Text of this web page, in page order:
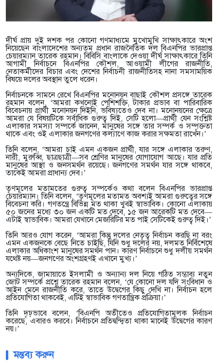
দীর্ঘ প্রায় দুই দশক পর কোনো গণমাধ্যমে মুখোমুখি সাক্ষাৎকারে অংশ
নিয়েছেন বাংলাদেশের অন্যতম প্রধান রাজনৈতিক দল বিএনপির ভারপ্রাপ্ত
চেয়ারম্যান তারেক রহমান। বিবিসি বাংলাকে দেওয়া দীর্ঘ সাক্ষাৎকারে তিনি
আগামী নির্বাচনে বিএনপির কৌশল, আওয়ামী লীগের রাজনীতি,
নেতাকর্মীদের বিচার এবং দেশের নির্বাচনী রাজনীতিসহ নানা সমসাময়িক
বিষয়ে দলের অবস্থান তুলে ধরেন।
নির্বাচনকে সামনে রেখে বিএনপির মনোনয়ন বাছাই কৌশল প্রসঙ্গে তারেক
রহমান বলেন, ‘আমরা কখনোই পেশিশক্তি, টাকার প্রভাব বা পারিবারিক
বিবেচনায় প্রার্থী মনোনয়ন দিইনি, ভবিষ্যতেও দেব না। মনোনয়নের ক্ষেত্রে
আমরা যে বিষয়টিকে সর্বাধিক গুরুত্ব দিই, সেটি হলো—প্রার্থী যেন সংশ্লিষ্ট
এলাকার সমস্যা সম্পর্কে জানেন, মানুষের সঙ্গে তার সম্পর্ক ও সম্পৃক্ততা
থাকে এবং ওই এলাকার জনগণের কল্যাণে কাজ করার সক্ষমতা রাখেন।’
তিনি বলেন, ‘আমরা চাই এমন একজন প্রার্থী, যার সঙ্গে এলাকার তরুণ,
নারী, মুরুব্বি, ছাত্রছাত্রী—সব শ্রেণির মানুষের যোগাযোগ আছে। যার প্রতি
মানুষের আস্থা ও জনসমর্থন রয়েছে। জনগণের সমর্থন যার সঙ্গে থাকবে,
তাকেই আমরা প্রাধান্য দেব।’
তৃণমূলের মতামতের গুরুত্ব সম্পর্কেও কথা বলেন বিএনপির ভারপ্রাপ্ত
চেয়ারম্যান। তিনি বলেন, ‘তৃণমূলের মতামত অবশ্যই আমরা গুরুত্বের সঙ্গে
বিবেচনা করি। গণতন্ত্রে বিভিন্ন মত থাকা খুবই স্বাভাবিক। কোনো এলাকায়
৫০ জনের মধ্যে ৩০ জন একটি মত দেবে, ১৫ জন আরেকটি মত দেবে—
এটাই স্বাভাবিক। আমরা যেখানে মেজরিটির মত পাই সেটিকেই গুরুত্ব দিই।’
তিনি আরও যোগ করেন, ‘আমরা কিন্তু দলের নেতৃত্ব নির্বাচন করছি না বরং
এমন একজনকে বেছে নিতে চাইছি, যিনি শুধু দলের নয়, দলমত নির্বিশেষে
এলাকার অধিকাংশ মানুষের সমর্থন পান। কারণ নির্বাচনে শুধু দলীয় সমর্থন
যথেষ্ট নয়—জনগণের অংশগ্রহণই এখানে মুখ্য।’
অন্যদিকে, জামায়াতে ইসলামী ও অন্যান্য দল নিয়ে গঠিত সম্ভাব্য নতুন
জোট সম্পর্কে প্রশ্নে তারেক রহমান বলেন, ‘যে কোনো দল যদি সংবিধান ও
আইন মেনে রাজনীতি করে, তাতে উদ্বেগের কিছু দেখি না। নির্বাচন হলে
প্রতিযোগিতা থাকবেই, এটিই স্বাভাবিক গণতান্ত্রিক প্রক্রিয়া।’
তিনি দৃঢ়ভাবে বলেন, ‘বিএনপি অতীতেও প্রতিযোগিতামূলক নির্বাচন
করেছে, এবারও করবে। নির্বাচনে প্রতিদ্বন্দ্বিতা থাকা মানেই উদ্বেগের কারণ
নয়।’
মন্তব্য করুন